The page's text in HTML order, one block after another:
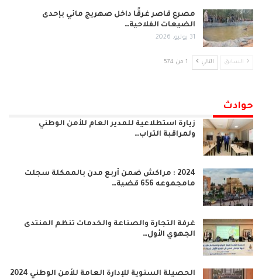
مصرع قاصر غرقًا داخل صهريج مائي بإحدى
الضيعات الفلاحية…
31 يوليو, 2026
السابق التالي 1 من 574
حوادث
زيارة استطلاعية للمدير العام للأمن الوطني
ولمراقبة التراب…
2024 : مراكش ضمن أربع مدن بالممكلة سجلت
مامجموعه 656 قضية…
غرفة التجارة والصناعة والخدمات تنظم المنتدى
الجهوي الأول…
الحصيلة السنوية للإدارة العامة للأمن الوطني 2024